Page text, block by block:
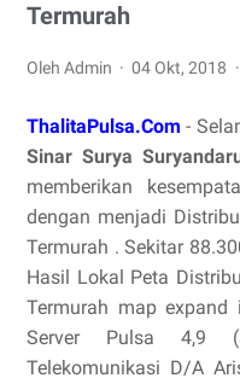
Termurah
Oleh Admin 04 Okt, 2018
ThalitaPulsa.Com -
Sinar Surya
memberikan
dengan menjadi
Termurah . Sekitar
Hasil Lokal Peta
Termurah map
Server Pulsa 4,9
Telekomunikasi D/A